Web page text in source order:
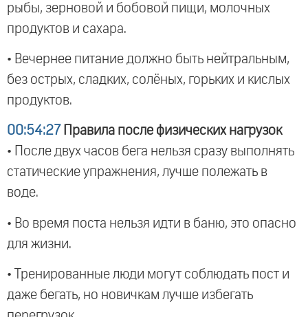
рыбы, зерновой и бобовой пищи, молочных
продуктов и сахара.
• Вечернее питание должно быть нейтральным,
без острых, сладких, солёных, горьких и кислых
продуктов.
00:54:27 Правила после физических нагрузок
• После двух часов бега нельзя сразу выполнять
статические упражнения, лучше полежать в
воде.
• Во время поста нельзя идти в баню, это опасно
для жизни.
• Тренированные люди могут соблюдать пост и
даже бегать, но новичкам лучше избегать